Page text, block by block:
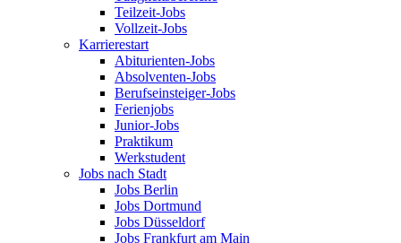
Teilzeit-Jobs
Vollzeit-Jobs
Karrierestart
Abiturienten-Jobs
Absolventen-Jobs
Berufseinsteiger-Jobs
Ferienjobs
Junior-Jobs
Praktikum
Werkstudent
Jobs nach Stadt
Jobs Berlin
Jobs Dortmund
Jobs Düsseldorf
Jobs Frankfurt am Main